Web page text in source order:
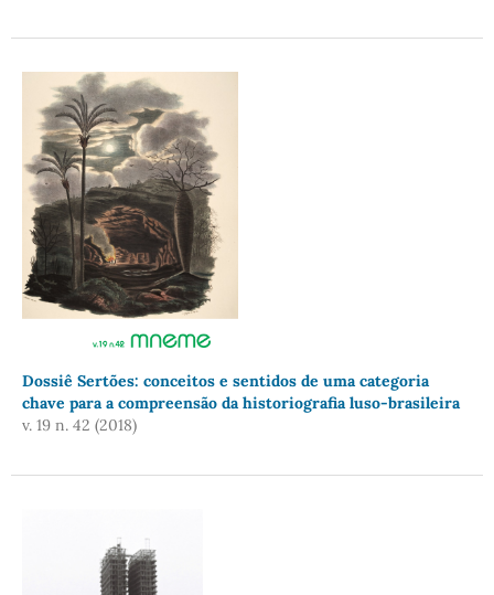
Dossiê Sertões: conceitos e sentidos de uma categoria
chave para a compreensão da historiografia luso-brasileira
v. 19 n. 42 (2018)